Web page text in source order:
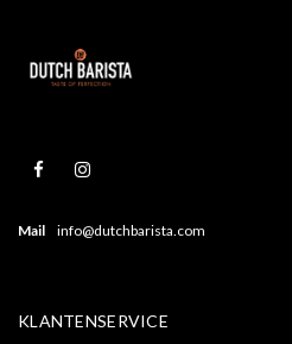
Mail info@dutchbarista.com
KLANTENSERVICE